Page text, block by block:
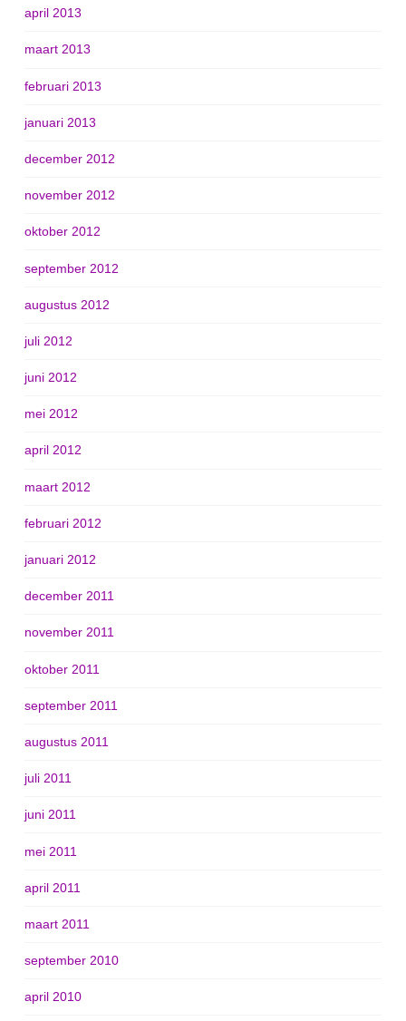
april 2013
maart 2013
februari 2013
januari 2013
december 2012
november 2012
oktober 2012
september 2012
augustus 2012
juli 2012
juni 2012
mei 2012
april 2012
maart 2012
februari 2012
januari 2012
december 2011
november 2011
oktober 2011
september 2011
augustus 2011
juli 2011
juni 2011
mei 2011
april 2011
maart 2011
september 2010
april 2010